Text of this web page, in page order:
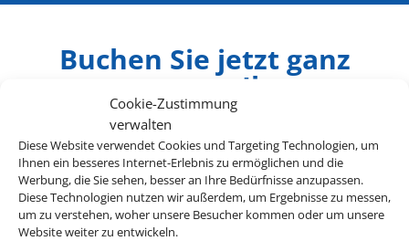
Cookie-Zustimmung
verwalten
Diese Website verwendet Cookies und Targeting Technologien, um
Ihnen ein besseres Internet-Erlebnis zu ermöglichen und die
Werbung, die Sie sehen, besser an Ihre Bedürfnisse anzupassen.
Diese Technologien nutzen wir außerdem, um Ergebnisse zu messen,
um zu verstehen, woher unsere Besucher kommen oder um unsere
Website weiter zu entwickeln.
Buchen Sie jetzt ganz
entspannt Ihren
Cluburlaub
Four Seasons Resort Sharm El Sheikh